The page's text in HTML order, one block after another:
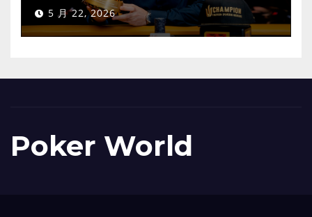
5 月 22, 2026
Poker World